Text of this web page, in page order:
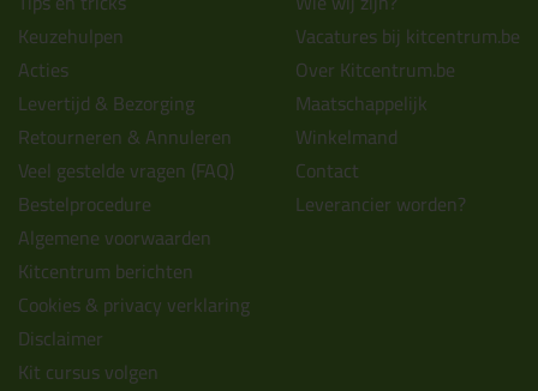
Keuzehulpen
Acties
Levertijd & Bezorging
Retourneren & Annuleren
Veel gestelde vragen (FAQ)
Bestelprocedure
Algemene voorwaarden
Kitcentrum berichten
Cookies & privacy verklaring
Disclaimer
Kit cursus volgen
Vacatures bij kitcentrum.be
Over Kitcentrum.be
Maatschappelijk
Winkelmand
Contact
Leverancier worden?